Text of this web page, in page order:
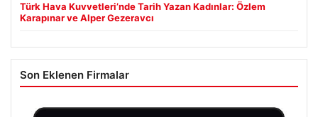
Türk Hava Kuvvetleri’nde Tarih Yazan Kadınlar: Özlem
Karapınar ve Alper Gezeravcı
Son Eklenen Firmalar